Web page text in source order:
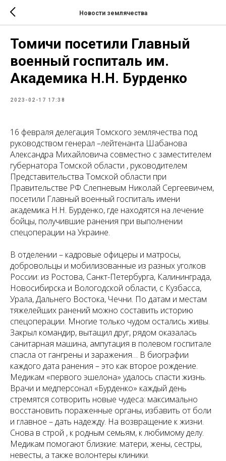
Новости землячества
Томичи посетили Главный
военный госпиталь им.
Академика Н.Н. Бурденко
2023-02-17 17:38
16 февраля делегация Томского землячества под
руководством генерал –лейтенанта Шабанова
Александра Михайловича совместно с заместителем
губернатора Томской области , руководителем
Представительства Томской области при
Правительстве РФ Слепневым Николай Сергеевичем,
посетили Главный военный госпиталь имени
академика Н.Н. Бурденко, где находятся на лечение
бойцы, получившие ранения при выполнении
спецоперации на Украине.
В отделении – кадровые офицеры и матросы,
добровольцы и мобилизованные из разных уголков
России: из Ростова, Санкт-Петербурга, Калининграда,
Новосибирска и Вологодской области, с Кузбасса,
Урала, Дальнего Востока, Чечни. По датам и местам
тяжелейших ранений можно составить историю
спецоперации. Многие только чудом остались живы.
Закрыл командир, вытащил друг, рядом оказалась
санитарная машина, ампутация в полевом госпитале
спасла от гангрены и заражения… В биографии
каждого дата ранения – это как второе рождение.
Медикам «первого эшелона» удалось спасти жизнь.
Врачи и медперсонал «Бурденко» каждый день
стремятся сотворить новые чудеса: максимально
восстановить пораженные органы, избавить от боли
и главное – дать надежду. На возвращение к жизни.
Снова в строй , к родным семьям, к любимому делу.
Медикам помогают близкие: матери, жены, сестры,
невесты, а также волонтеры клиники.